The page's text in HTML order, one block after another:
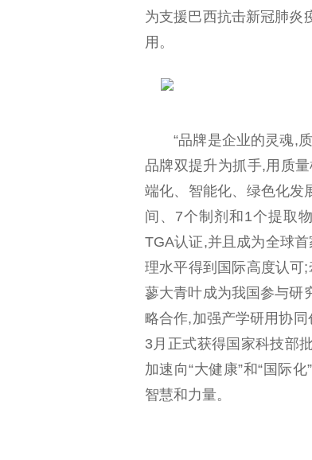
为支援巴西抗击新冠肺炎
用。
“品牌是企业的灵魂,
品牌双提升为抓手,用质
端化、智能化、绿色化发
间、7个制剂和1个提取
TGA认证,并且成为全球
理水平得到国际高度认可
蓼大青叶成为我国参与研
略合作,加强产学研用协
3月正式获得国家科技部
加速向“大健康”和“国际
智慧和力量。